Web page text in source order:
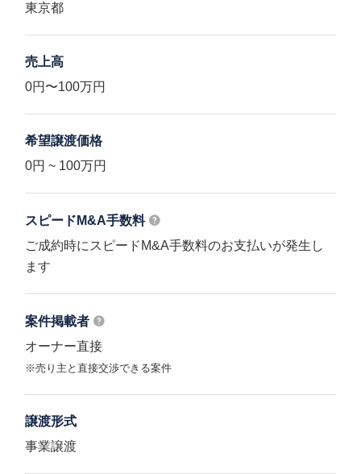
東京都
売上高
0円〜100万円
希望譲渡価格
0円 ~ 100万円
スピードM&A手数料
ご成約時にスピードM&A手数料のお支払いが発生し
ます
案件掲載者
オーナー直接
※売り主と直接交渉できる案件
譲渡形式
事業譲渡